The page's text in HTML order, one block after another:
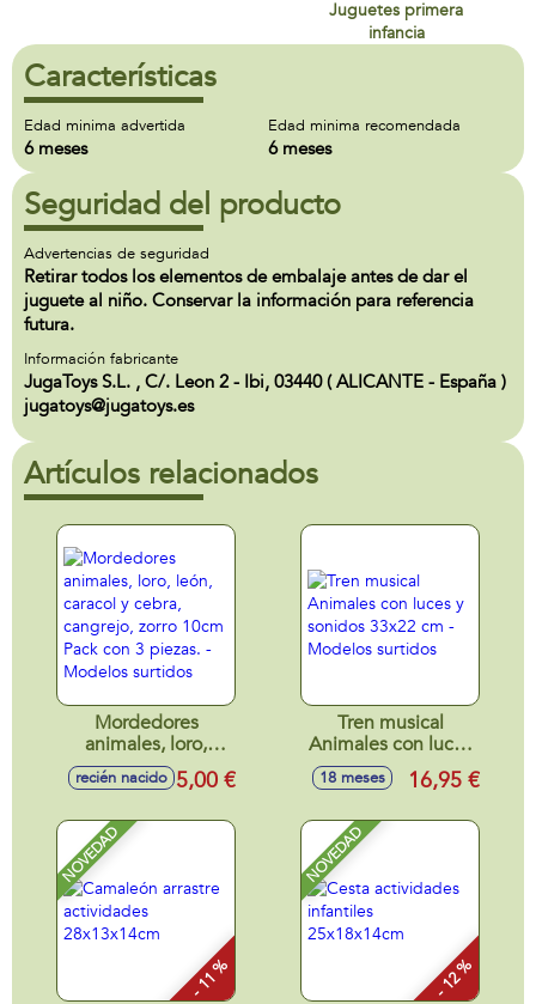
Juguetes primera
infancia
Características
Edad minima advertida
6 meses
Edad minima recomendada
6 meses
Seguridad del producto
Advertencias de seguridad
Retirar todos los elementos de embalaje antes de dar el
juguete al niño. Conservar la información para referencia
futura.
Información fabricante
JugaToys S.L. , C/. Leon 2 - Ibi, 03440 ( ALICANTE - España )
jugatoys@jugatoys.es
Artículos relacionados
Mordedores
animales, loro,
león, caracol y
cebra, cangrejo,
con 3 piezas. -
Modelos surtidos
recién nacido 5,00 €
Tren musical
Animales con luces
y sonidos 33x22
cm - Modelos
18 meses 16,95 €
NOVEDAD
- 11 %
NOVEDAD
- 12 %